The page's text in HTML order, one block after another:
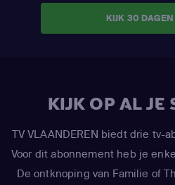
KIJK 30
KIJK OP AL JE
TV VLAANDEREN biedt drie tv-
Voor dit abonnement heb je
De ontknoping van Familie of